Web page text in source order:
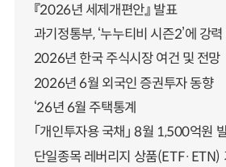
『2026년 세제개편안』 발표
과기정통부, ‘누누티비 시즌2’에 강
2026년 한국 주식시장 여건 및 전망
2026년 6월 외국인 증권투자 동향
‘26년 6월 주택통계
「개인투자용 국채」 8월 1,500억원